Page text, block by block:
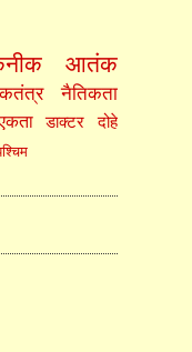
आतंक
नैतिकता
डाक्टर
दोहे